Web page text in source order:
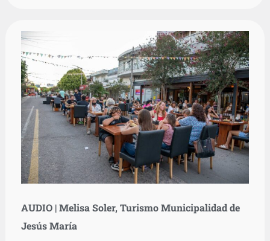
AUDIO | Melisa Soler, Turismo Municipalidad de
Jesús María